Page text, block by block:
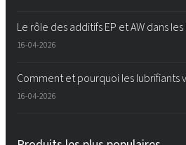
Le rôle des additifs EP et AW dans
16-04-2026
Comment et pourquoi les lubrifiants
16-04-2026